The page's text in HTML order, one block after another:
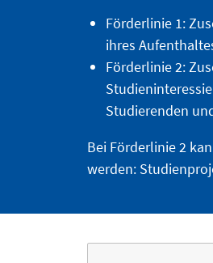
Förderlinie 1:
ihres
Förderlinie 2:
Studierenden
Bei Förderlinie 2
werden: